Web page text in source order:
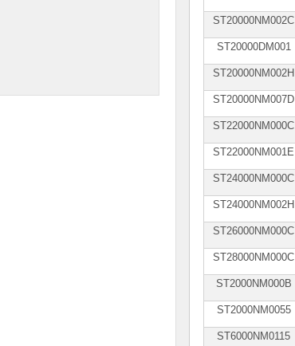
ST20000NM002C
ST20000DM001
ST20000NM002H
ST20000NM007D
ST22000NM000C
ST22000NM001E
ST24000NM000C
ST24000NM002H
ST26000NM000C
ST28000NM000C
ST2000NM000B
ST2000NM0055
ST6000NM0115